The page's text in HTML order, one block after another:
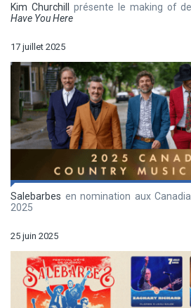
Kim Churchill présente le making of
Have You Here
17 juillet 2025
Salebarbes en nomination aux
2025
25 juin 2025